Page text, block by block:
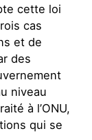
cette loi
cas
et de
des
niveau
à l’ONU,
qui se